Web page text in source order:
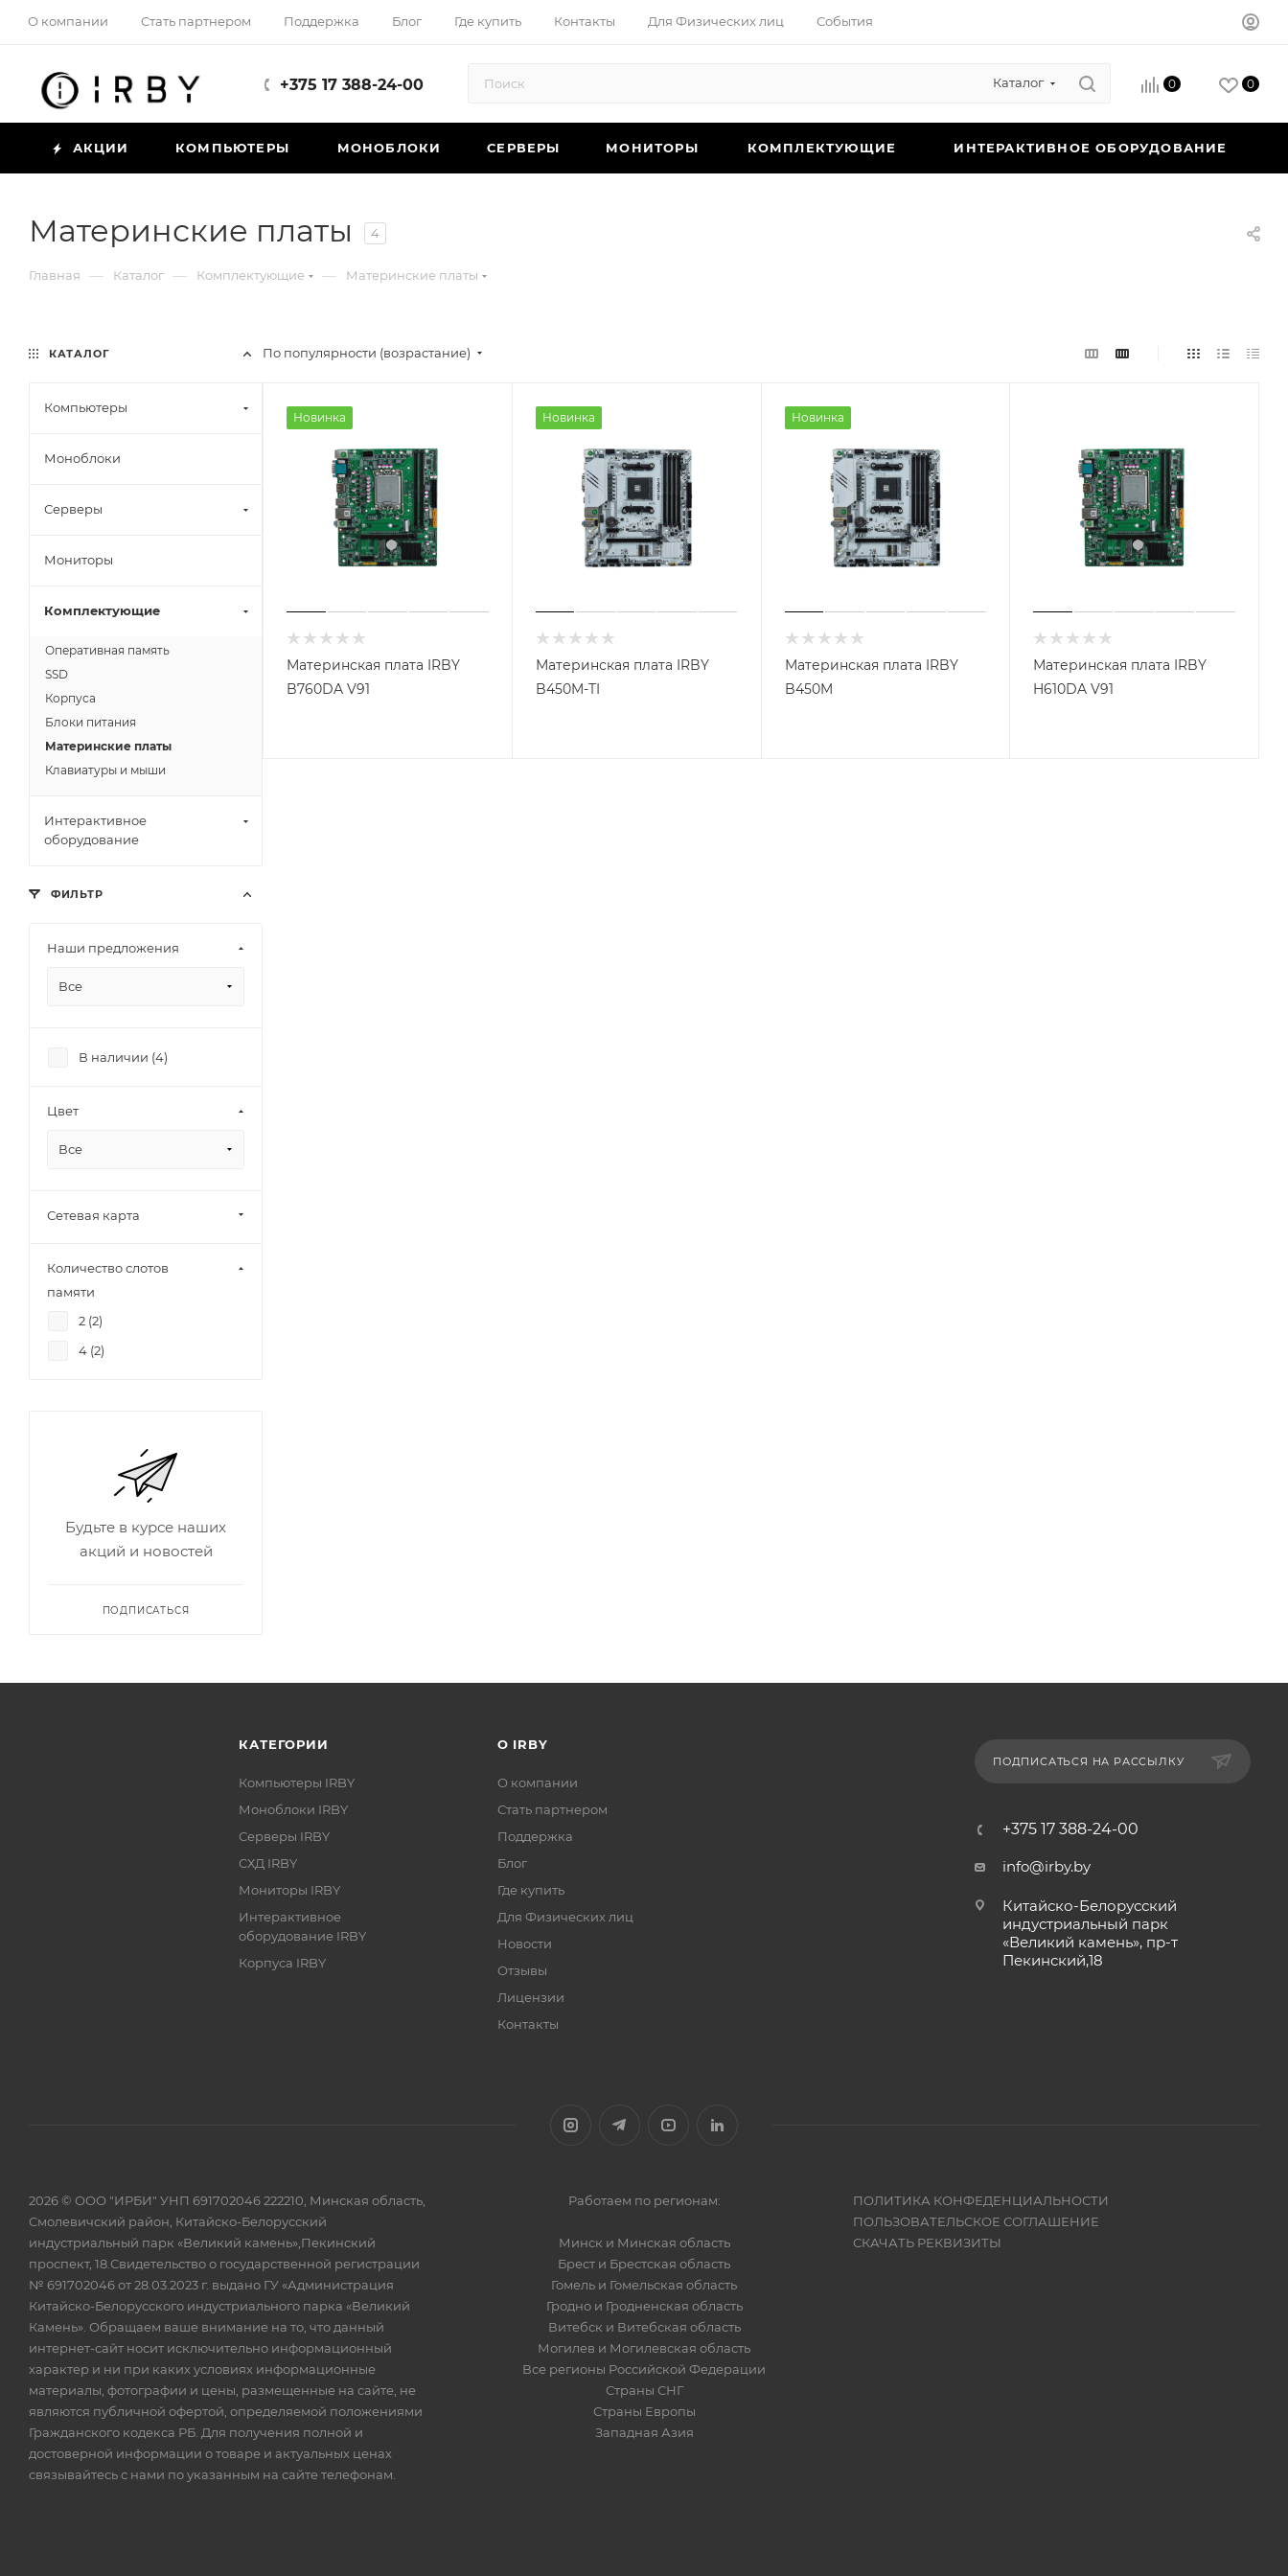
О компании Стать партнером Поддержка Блог Где купить Контакты Для Физических лиц События
+375 17 388-24-00 Каталог 0 0
АКЦИИ КОМПЬЮТЕРЫ МОНОБЛОКИ СЕРВЕРЫ МОНИТОРЫ КОМПЛЕКТУЮЩИЕ ИНТЕРАКТИВНОЕ ОБОРУДОВАНИЕ
Материнские платы 4
Главная — Каталог — Комплектующие — Материнские платы
По популярности (возрастание)
Новинка
Материнская плата IRBY
B760DA V91
Новинка
Материнская плата IRBY
B450M-TI
Новинка
Материнская плата IRBY
B450M
Материнская плата IRBY
H610DA V91
КАТАЛОГ
Компьютеры
Моноблоки
Серверы
Мониторы
Комплектующие
Оперативная память
SSD
Корпуса
Блоки питания
Материнские платы
Клавиатуры и мыши
Интерактивное
оборудование
ФИЛЬТР
Наши предложения
Все
В наличии (4)
Цвет
Все
Сетевая карта
Количество слотов
памяти
2 (2)
4 (2)
Будьте в курсе наших
акций и новостей
ПОДПИСАТЬСЯ
КАТЕГОРИИ
Компьютеры IRBY
Моноблоки IRBY
Серверы IRBY
СХД IRBY
Мониторы IRBY
Интерактивное
оборудование IRBY
Корпуса IRBY
О IRBY
О компании
Стать партнером
Поддержка
Блог
Где купить
Для Физических лиц
Новости
Отзывы
Лицензии
Контакты
ПОДПИСАТЬСЯ НА РАССЫЛКУ
+375 17 388-24-00
info@irby.by
Китайско-Белорусский
индустриальный парк
«Великий камень», пр-т
Пекинский,18
2026 © ООО "ИРБИ" УНП 691702046 222210, Минская область,
Смолевичский район, Китайско-Белорусский
индустриальный парк «Великий камень»,Пекинский
проспект, 18.Свидетельство о государственной регистрации
№ 691702046 от 28.03.2023 г. выдано ГУ «Администрация
Китайско-Белорусского индустриального парка «Великий
Камень». Обращаем ваше внимание на то, что данный
интернет-сайт носит исключительно информационный
характер и ни при каких условиях информационные
материалы, фотографии и цены, размещенные на сайте, не
являются публичной офертой, определяемой положениями
Гражданского кодекса РБ. Для получения полной и
достоверной информации о товаре и актуальных ценах
связывайтесь с нами по указанным на сайте телефонам.
Работаем по регионам:
Минск и Минская область
Брест и Брестская область
Гомель и Гомельская область
Гродно и Гродненская область
Витебск и Витебская область
Могилев и Могилевская область
Все регионы Российской Федерации
Страны СНГ
Страны Европы
Западная Азия
ПОЛИТИКА КОНФЕДЕНЦИАЛЬНОСТИ
ПОЛЬЗОВАТЕЛЬСКОЕ СОГЛАШЕНИЕ
СКАЧАТЬ РЕКВИЗИТЫ